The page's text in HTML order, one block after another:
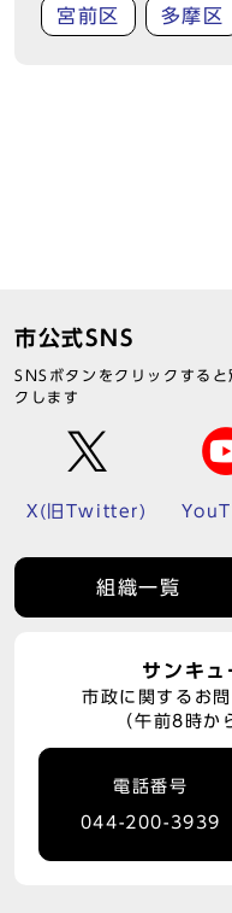
宮前区 多摩区
市公式SNS
SNSボタンをクリックする
クします
X(旧Twitter)
組織一覧
サンキュ
市政に関するお
（午前8時
電話番号
044-200-3939